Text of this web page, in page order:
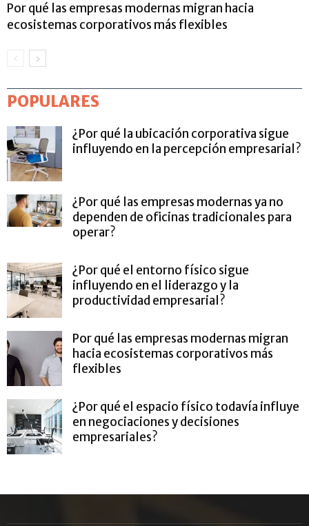
Por qué las empresas modernas migran hacia
ecosistemas corporativos más flexibles
POPULARES
¿Por qué la ubicación corporativa sigue
influyendo en la percepción empresarial?
¿Por qué las empresas modernas ya no
dependen de oficinas tradicionales para
operar?
¿Por qué el entorno físico sigue
influyendo en el liderazgo y la
productividad empresarial?
Por qué las empresas modernas migran
hacia ecosistemas corporativos más
flexibles
¿Por qué el espacio físico todavía influye
en negociaciones y decisiones
empresariales?